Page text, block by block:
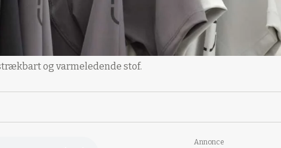
og varmeledende stof.
Annonce